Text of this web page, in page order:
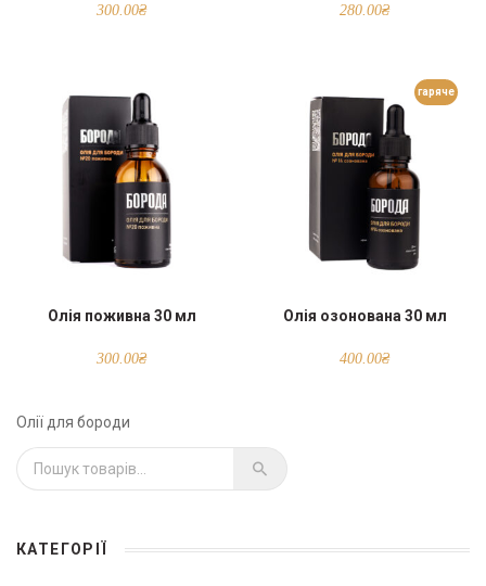
300.00₴ 280.00₴
Олія поживна 30 мл
300.00₴
гаряче
Олія озонована 30 мл
400.00₴
Олії для бороди
Шукати:
КАТЕГОРІЇ